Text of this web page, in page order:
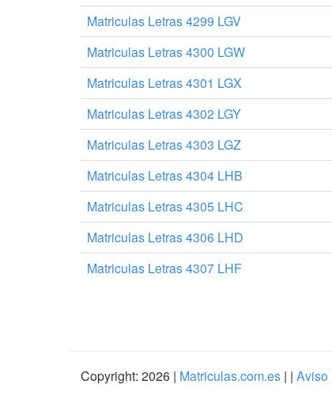
Matriculas Letras 4299 LGV
Matriculas Letras 4300 LGW
Matriculas Letras 4301 LGX
Matriculas Letras 4302 LGY
Matriculas Letras 4303 LGZ
Matriculas Letras 4304 LHB
Matriculas Letras 4305 LHC
Matriculas Letras 4306 LHD
Matriculas Letras 4307 LHF
Copyright: 2026 | Matriculas.com.es | | Aviso